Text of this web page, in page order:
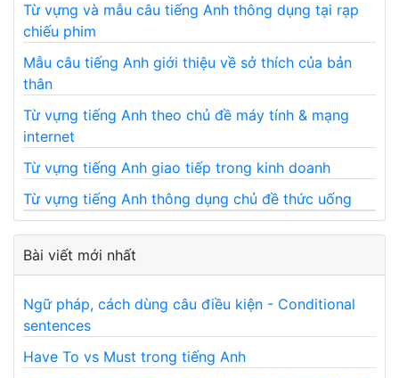
Từ vựng và mẫu câu tiếng Anh thông dụng tại rạp
chiếu phim
Mẫu câu tiếng Anh giới thiệu về sở thích của bản
thân
Từ vựng tiếng Anh theo chủ đề máy tính & mạng
internet
Từ vựng tiếng Anh giao tiếp trong kinh doanh
Từ vựng tiếng Anh thông dụng chủ đề thức uống
Bài viết mới nhất
Ngữ pháp, cách dùng câu điều kiện - Conditional
sentences
Have To vs Must trong tiếng Anh